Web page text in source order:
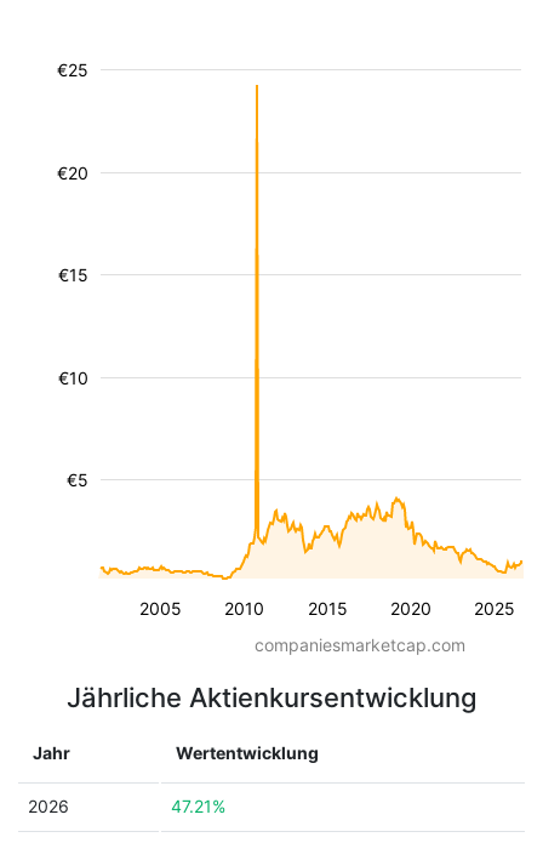
2005 2010 2015 2020 2025
€5
€10
€15
€20
€25
companiesmarketcap.com
Jährliche Aktienkursentwicklung
Jahr Wertentwicklung
2026 47.21%